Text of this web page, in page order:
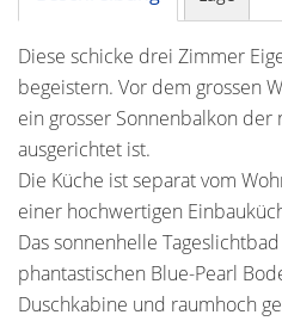
Diese schicke drei Zimmer
begeistern. Vor dem grossen
ein grosser Sonnenbalkon der
ausgerichtet ist.
Die Küche ist separat vom
einer hochwertigen
Das sonnenhelle
phantastischen Blue-Pearl
Duschkabine und raumhoch